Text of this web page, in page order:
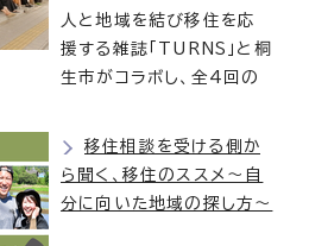
人と地域を結び移住を応
援する雑誌「TURNS」と桐
生市がコラボし、全4回の
移住相談を受ける側か
ら聞く、移住のススメ～自
分に向いた地域の探し方～